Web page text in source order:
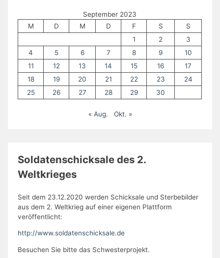
September 2023
M
D M D F S
S
1
2
3
4
5 6 7 8 9
10
11
12 13 14 15 16
17
18
19 20 21 22 23
24
25
26 27 28 29 30
« Aug. Okt. »
Soldatenschicksale des 2.
Weltkrieges
Seit dem 23.12.2020 werden Schicksale und Sterbebilder
aus dem 2. Weltkrieg auf einer eigenen Plattform
veröffentlicht:
http://www.soldatenschicksale.de
Besuchen Sie bitte das Schwesterprojekt.